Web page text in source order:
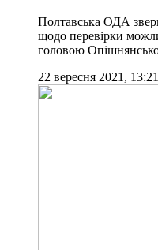
Полтавська ОДА
щодо перевірки
головою
22 вересня 2021, 13:21